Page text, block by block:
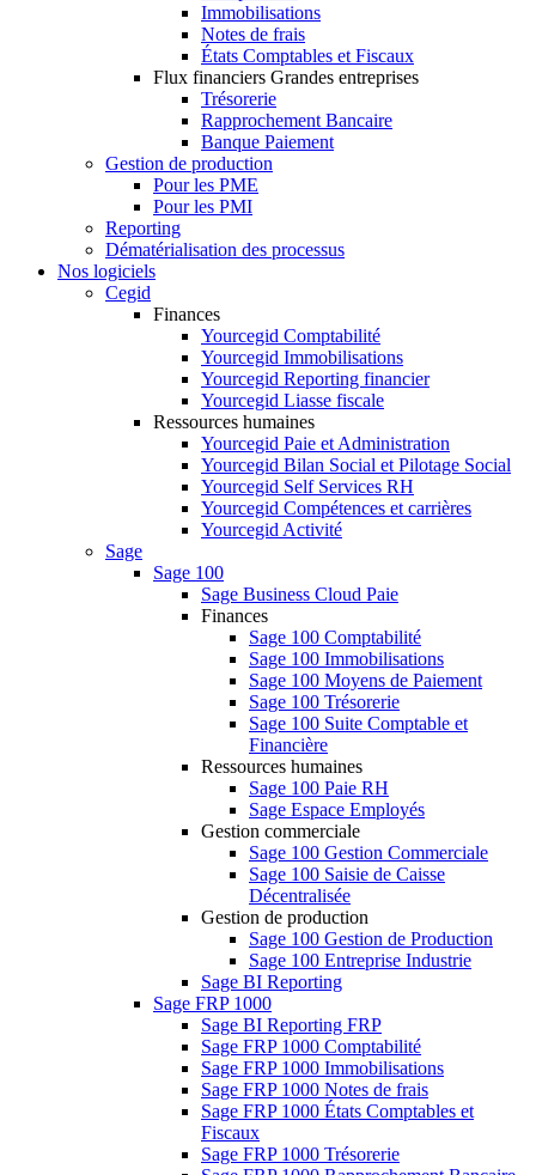
Immobilisations
Notes de frais
États Comptables et Fiscaux
Flux financiers Grandes entreprises
Trésorerie
Rapprochement Bancaire
Banque Paiement
Gestion de production
Pour les PME
Pour les PMI
Reporting
Dématérialisation des processus
Nos logiciels
Cegid
Finances
Yourcegid Comptabilité
Yourcegid Immobilisations
Yourcegid Reporting financier
Yourcegid Liasse fiscale
Ressources humaines
Yourcegid Paie et Administration
Yourcegid Bilan Social et Pilotage Social
Yourcegid Self Services RH
Yourcegid Compétences et carrières
Yourcegid Activité
Sage
Sage 100
Sage Business Cloud Paie
Finances
Sage 100 Comptabilité
Sage 100 Immobilisations
Sage 100 Moyens de Paiement
Sage 100 Trésorerie
Sage 100 Suite Comptable et
Financière
Ressources humaines
Sage 100 Paie RH
Sage Espace Employés
Gestion commerciale
Sage 100 Gestion Commerciale
Sage 100 Saisie de Caisse
Décentralisée
Gestion de production
Sage 100 Gestion de Production
Sage 100 Entreprise Industrie
Sage BI Reporting
Sage FRP 1000
Sage BI Reporting FRP
Sage FRP 1000 Comptabilité
Sage FRP 1000 Immobilisations
Sage FRP 1000 Notes de frais
Sage FRP 1000 États Comptables et
Fiscaux
Sage FRP 1000 Trésorerie